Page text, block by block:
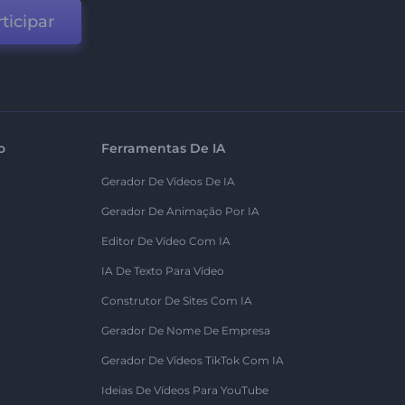
Ferramentas De IA
Gerador De Vídeos De IA
Gerador De Animação Por IA
Editor De Vídeo Com IA
IA De Texto Para Vídeo
Construtor De Sites Com IA
Gerador De Nome De Empresa
Gerador De Vídeos TikTok Com IA
Ideias De Vídeos Para YouTube